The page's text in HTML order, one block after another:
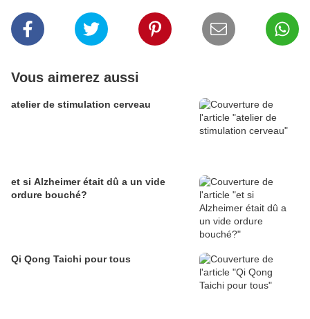
Vous aimerez aussi
atelier de stimulation cerveau
et si Alzheimer était dû a un vide
ordure bouché?
Qi Qong Taichi pour tous